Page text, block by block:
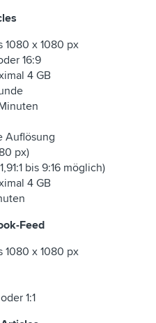
1080 x 1080 px
16:9
4 GB
Auflösung
px)
bis 9:16 möglich)
4 GB
Feed
1080 x 1080 px
1:1